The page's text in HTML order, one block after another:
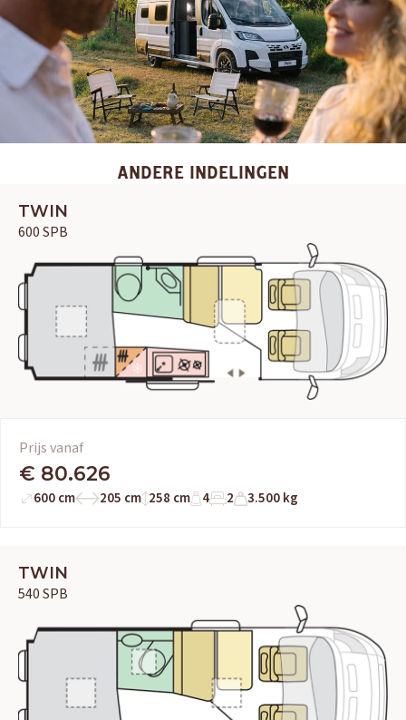
ANDERE INDELINGEN
TWIN
600 SPB
Prijs vanaf
€ 80.626
600 cm 205 cm 258 cm 4 2 3.500 kg
TWIN
540 SPB
OUD GASTEL
AdriaEribaHymer Knaus
Eura Mobil